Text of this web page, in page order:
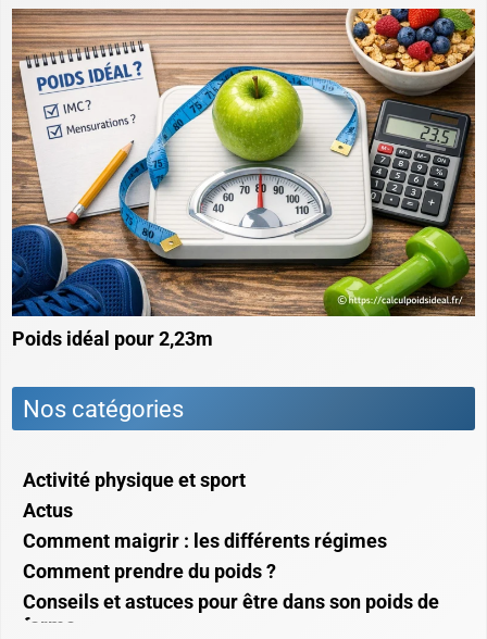
Poids idéal pour 2,23m
Nos catégories
Activité physique et sport
Actus
Comment maigrir : les différents régimes
Comment prendre du poids ?
Conseils et astuces pour être dans son poids de
forme